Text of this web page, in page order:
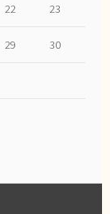
22 23
29 30